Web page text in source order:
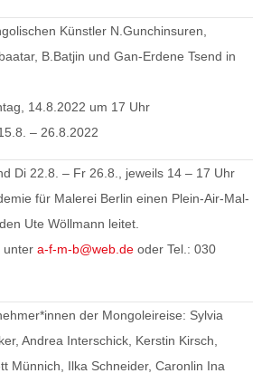
Künstler N.Gunchinsuren,
B.Batjin und Gan-Erdene Tsend in
14.8.2022 um 17 Uhr
– 26.8.2022
Di 22.8. – Fr 26.8., jeweils 14 – 17 Uhr
für Malerei Berlin einen Plein-Air-Mal-
Ute Wöllmann leitet.
unter a-f-m-b@web.de oder Tel.: 030
der Mongoleireise: Sylvia
Andrea Interschick, Kerstin Kirsch,
Münnich, Ilka Schneider, Caronlin Ina